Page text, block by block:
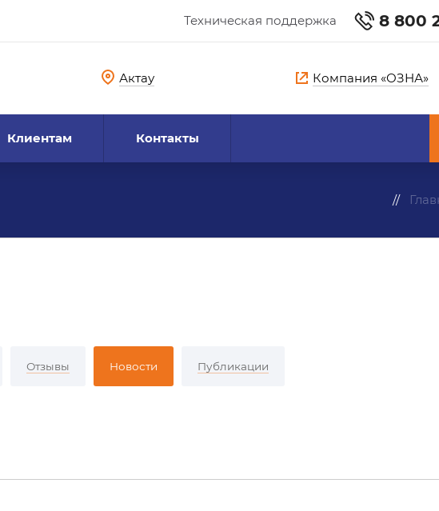
Техническая поддержка 8 800
Актау Компания «ОЗНА»
Клиентам Контакты
Отзывы Новости Публикации